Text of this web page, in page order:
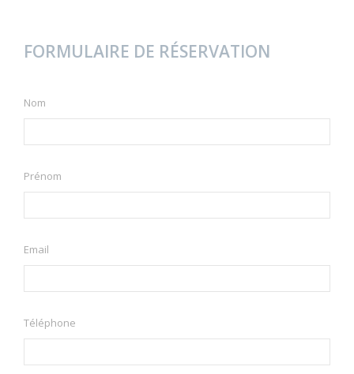
FORMULAIRE DE RÉSERVATION
Nom
Prénom
Email
Téléphone